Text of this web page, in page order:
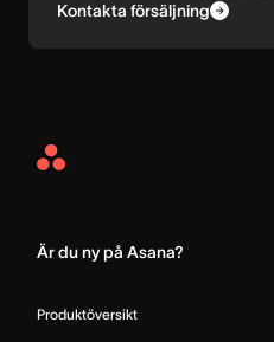
Kontakta försäljning
Asana
Är du ny på Asana?
Produktöversikt